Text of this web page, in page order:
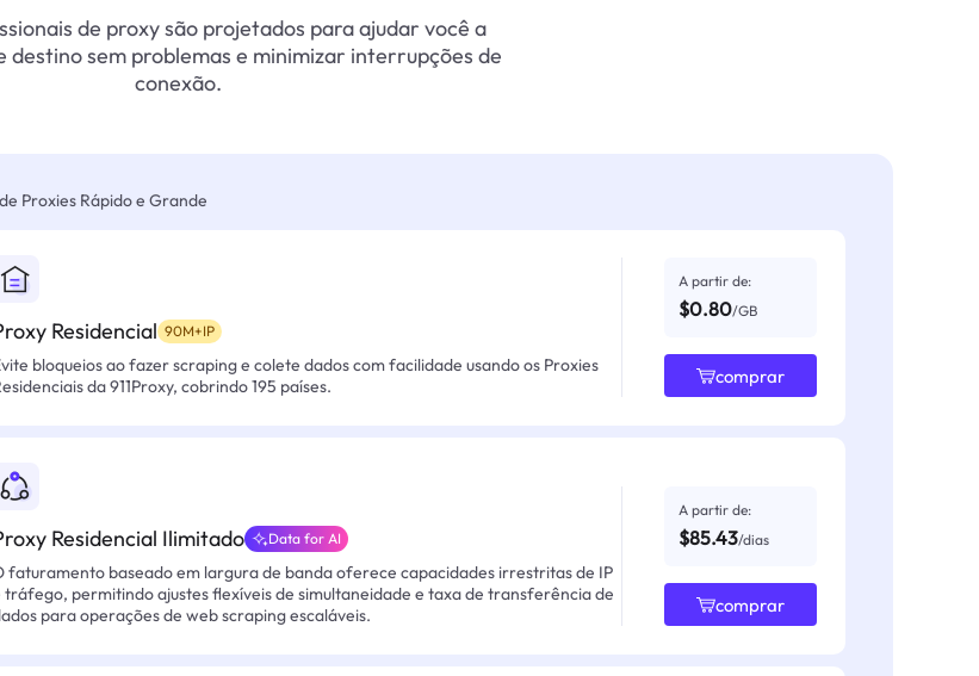
de proxy são projetados para ajudar você a
destino sem problemas e minimizar interrupções de
conexão.
Proxies Rápido e Grande
Residencial 90M+IP
bloqueios ao fazer scraping e colete dados com facilidade usando os Proxies
da 911Proxy, cobrindo 195 países.
A partir de:
$0.80/GB
comprar
Residencial Ilimitado Data for AI
faturamento baseado em largura de banda oferece capacidades irrestritas de IP
tráfego, permitindo ajustes flexíveis de simultaneidade e taxa de transferência de
para operações de web scraping escaláveis.
A partir de:
$85.43/dias
comprar